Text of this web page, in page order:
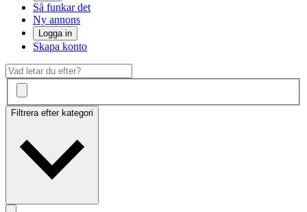
Så funkar det
Ny annons
Logga in
Skapa konto
Filtrera efter kategori